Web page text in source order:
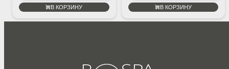
В КОРЗИНУ В КОРЗИНУ